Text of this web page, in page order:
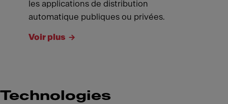
les applications de distribution
automatique publiques ou privées.
Voir plus
Technologies